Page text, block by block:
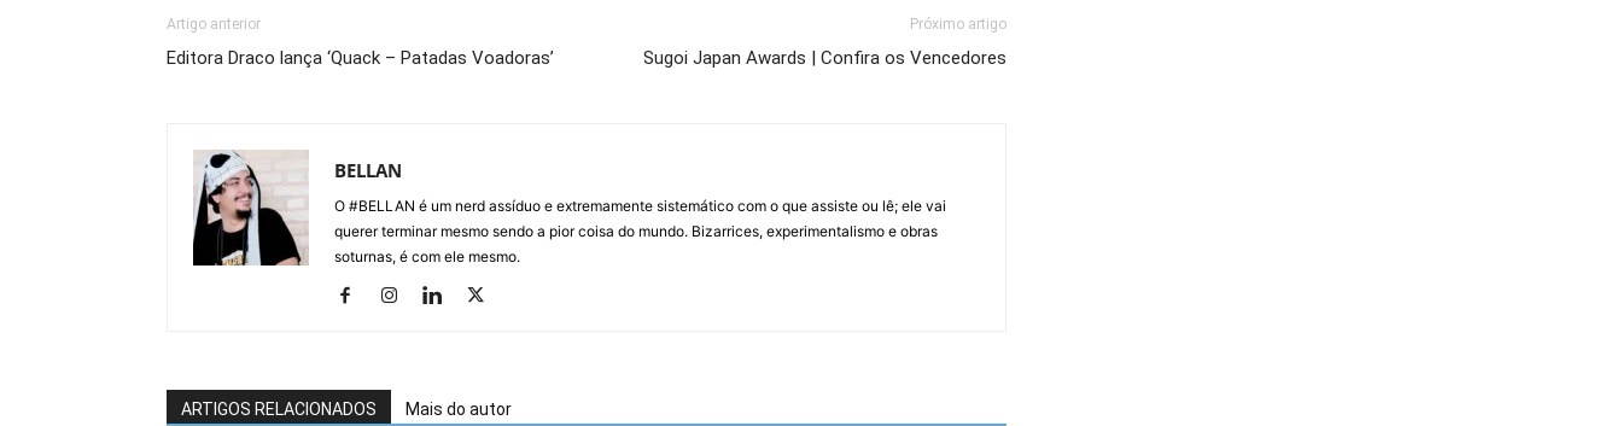
Artigo anterior
Editora Draco lança ‘Quack – Patadas Voadoras’
Próximo artigo
Sugoi Japan Awards | Confira os Vencedores
BELLAN
O #BELLAN é um nerd assíduo e extremamente sistemático com o que assiste ou lê; ele vai
querer terminar mesmo sendo a pior coisa do mundo. Bizarrices, experimentalismo e obras
soturnas, é com ele mesmo.
ARTIGOS RELACIONADOS Mais do autor